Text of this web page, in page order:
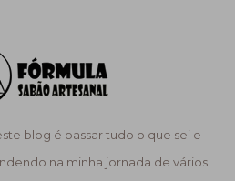
blog é passar tudo o que sei e
na minha jornada de vários